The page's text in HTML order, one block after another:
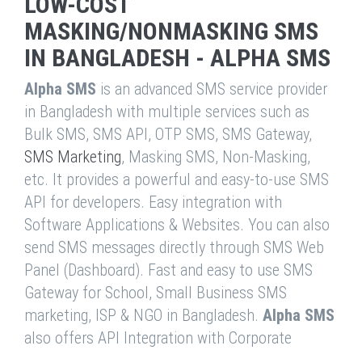
MASKING/NONMASKING SMS
IN BANGLADESH - ALPHA SMS
Alpha SMS is an advanced SMS service provider
in Bangladesh with multiple services such as
Bulk SMS, SMS API, OTP SMS, SMS Gateway,
SMS Marketing, Masking SMS, Non-Masking,
etc. It provides a powerful and easy-to-use SMS
API for developers. Easy integration with
Software Applications & Websites. You can also
send SMS messages directly through SMS Web
Panel (Dashboard). Fast and easy to use SMS
Gateway for School, Small Business SMS
marketing, ISP & NGO in Bangladesh. Alpha SMS
also offers API Integration with Corporate